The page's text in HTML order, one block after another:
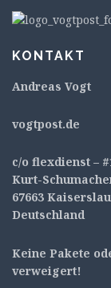
KONTAKT
Andreas Vogt
vogtpost.de
c/o flexdienst –
Kurt-
67663
Deutschland
Keine Pakete
verweigert!